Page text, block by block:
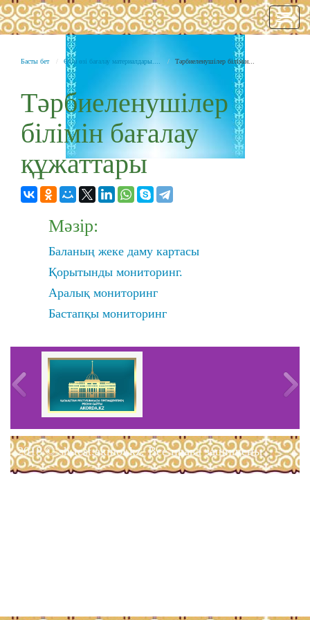
Басты бет Өзін өзі бағалау материалдары.... Тәрбиеленушілер білімін...
Тәрбиеленушілер
білімін бағалау
құжаттары
Мәзір:
Баланың жеке даму картасы
Қорытынды мониторинг.
Аралық мониторинг
Бастапқы мониторинг
2018 © sh-test.akmol.kz. Все права защищены